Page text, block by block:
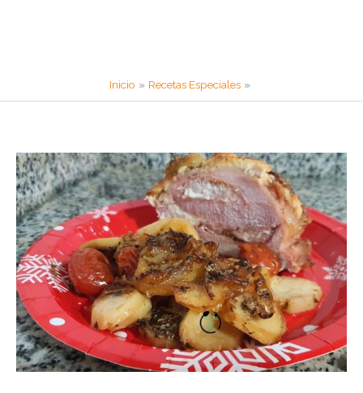
Inicio Recetas Especiales